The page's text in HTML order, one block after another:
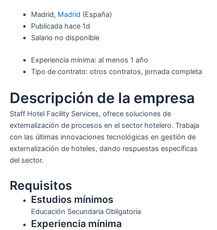
Madrid, Madrid (España)
Publicada hace 1d
Salario no disponible
Experiencia mínima: al menos 1 año
Tipo de contrato: otros contratos, jornada completa
Descripción de la empresa
Staff Hotel Facility Services, ofrece soluciones de
externalización de procesos en el sector hotelero. Trabaja
con las últimas innovaciones tecnológicas en gestión de
externalización de hoteles, dando respuestas específicas
del sector.
Requisitos
Estudios mínimos
Educación Secundaria Obligatoria
Experiencia mínima